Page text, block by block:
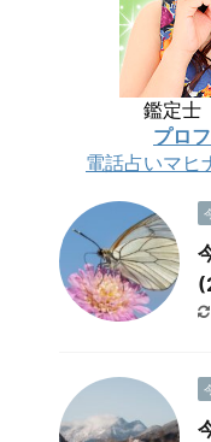
鑑定士
プロ
電話占いマヒ